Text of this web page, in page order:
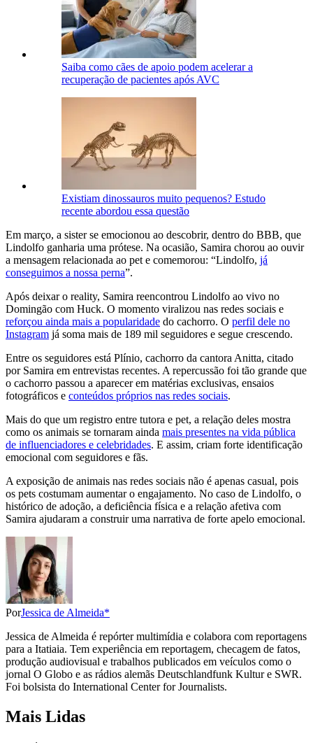
Saiba como cães de apoio podem acelerar a
recuperação de pacientes após AVC
Existiam dinossauros muito pequenos? Estudo
recente abordou essa questão
Em março, a sister se emocionou ao descobrir, dentro do BBB, que
Lindolfo ganharia uma prótese. Na ocasião, Samira chorou ao ouvir
a mensagem relacionada ao pet e comemorou: “Lindolfo, já
conseguimos a nossa perna”.
Após deixar o reality, Samira reencontrou Lindolfo ao vivo no
Domingão com Huck. O momento viralizou nas redes sociais e
reforçou ainda mais a popularidade do cachorro. O perfil dele no
Instagram já soma mais de 189 mil seguidores e segue crescendo.
Entre os seguidores está Plínio, cachorro da cantora Anitta, citado
por Samira em entrevistas recentes. A repercussão foi tão grande que
o cachorro passou a aparecer em matérias exclusivas, ensaios
fotográficos e conteúdos próprios nas redes sociais.
Mais do que um registro entre tutora e pet, a relação deles mostra
como os animais se tornaram ainda mais presentes na vida pública
de influenciadores e celebridades. E assim, criam forte identificação
emocional com seguidores e fãs.
A exposição de animais nas redes sociais não é apenas casual, pois
os pets costumam aumentar o engajamento. No caso de Lindolfo, o
histórico de adoção, a deficiência física e a relação afetiva com
Samira ajudaram a construir uma narrativa de forte apelo emocional.
PorJessica de Almeida*
Jessica de Almeida é repórter multimídia e colabora com reportagens
para a Itatiaia. Tem experiência em reportagem, checagem de fatos,
produção audiovisual e trabalhos publicados em veículos como o
jornal O Globo e as rádios alemãs Deutschlandfunk Kultur e SWR.
Foi bolsista do International Center for Journalists.
Mais Lidas